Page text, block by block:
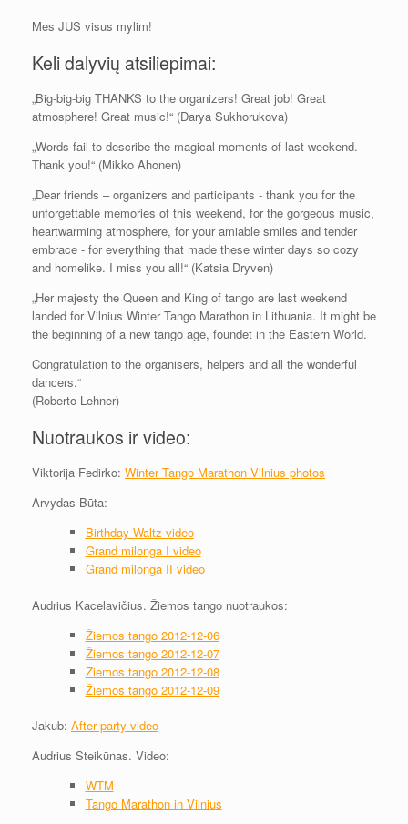
Mes JUS visus mylim!
Keli dalyvių atsiliepimai:
„Big-big-big THANKS to the organizers! Great job! Great
atmosphere! Great music!“ (Darya Sukhorukova)
„Words fail to describe the magical moments of last weekend.
Thank you!“ (Mikko Ahonen)
„Dear friends – organizers and participants - thank you for the
unforgettable memories of this weekend, for the gorgeous music,
heartwarming atmosphere, for your amiable smiles and tender
embrace - for everything that made these winter days so cozy
and homelike. I miss you all!“ (Katsia Dryven)
„Her majesty the Queen and King of tango are last weekend
landed for Vilnius Winter Tango Marathon in Lithuania. It might be
the beginning of a new tango age, foundet in the Eastern World.
Congratulation to the organisers, helpers and all the wonderful
dancers.“
(Roberto Lehner)
Nuotraukos ir video:
Viktorija Fedirko: Winter Tango Marathon Vilnius photos
Arvydas Būta:
Birthday Waltz video
Grand milonga I video
Grand milonga II video
Audrius Kacelavičius. Žiemos tango nuotraukos:
Žiemos tango 2012-12-06
Žiemos tango 2012-12-07
Žiemos tango 2012-12-08
Žiemos tango 2012-12-09
Jakub: After party video
Audrius Steikūnas. Video:
WTM
Tango Marathon in Vilnius